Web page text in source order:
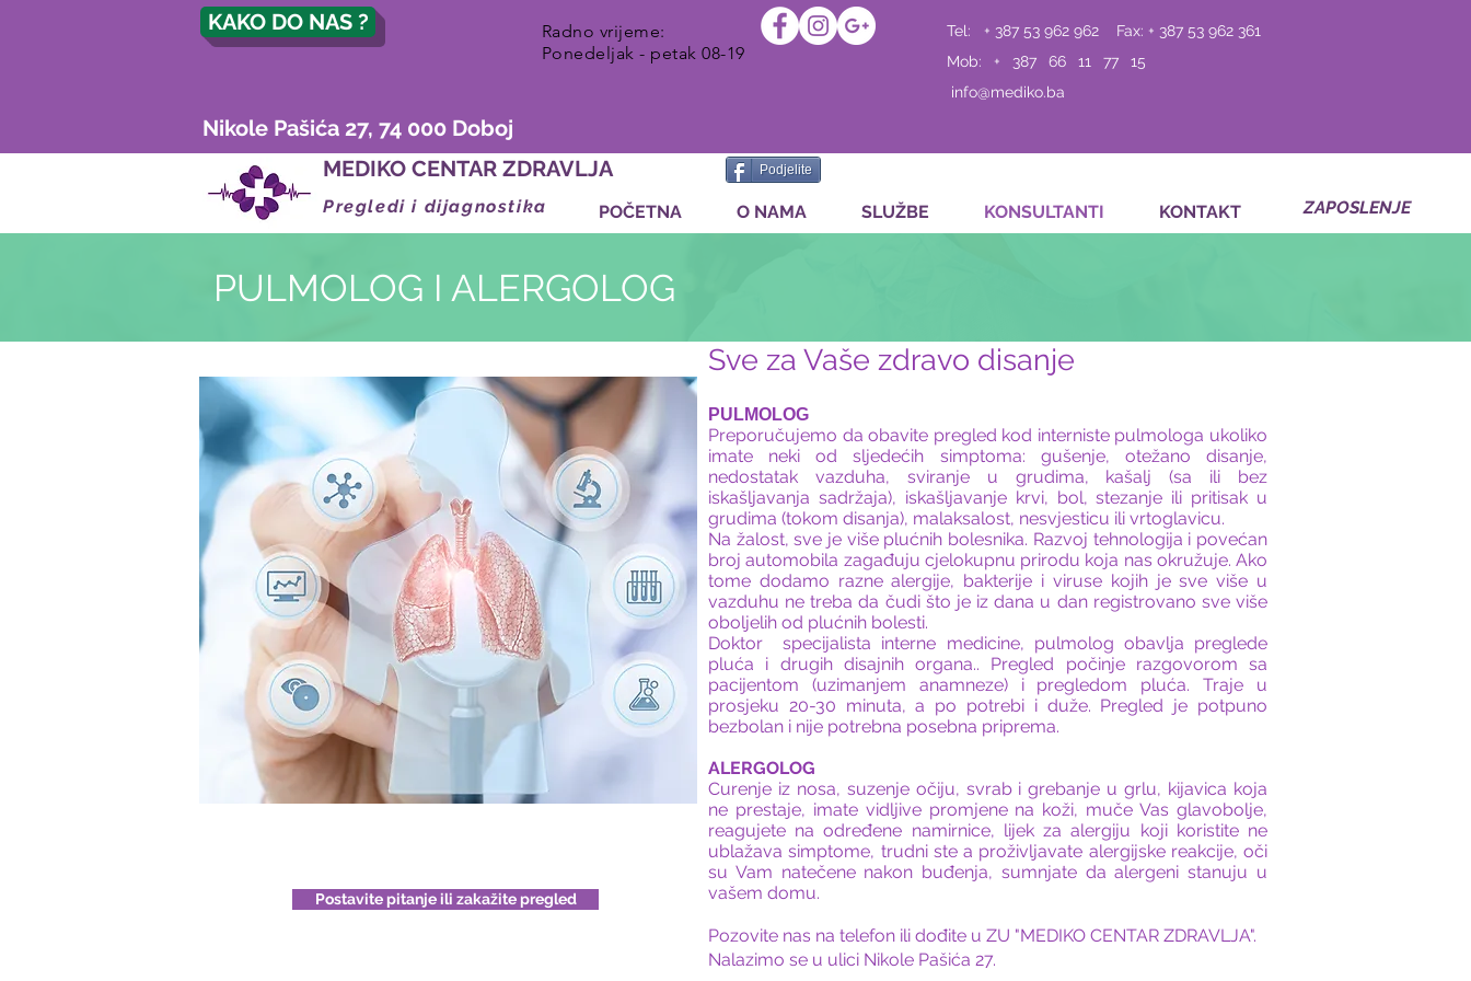
KAKO DO NAS ?
Radno vrijeme:
Ponedeljak - petak 08-19
Tel: + 387 53 962 962 Fax: + 387 53 962 361
Mob: + 387 66 11 77 15
info@mediko.ba
Nikole Pašića 27, 74 000 Doboj
MEDIKO CENTAR ZDRAVLJA
Podjelite
Pregledi i dijagnostika POČETNA O NAMA SLUŽBE KONSULTANTI KONTAKT ZAPOSLENJE
PULMOLOG I ALERGOLOG
Sve za Vaše zdravo disanje
Postavite pitanje ili zakažite pregled
PULMOLOG
Preporučujemo da obavite pregled kod interniste pulmologa ukoliko
imate neki od sljedećih simptoma: gušenje, otežano disanje,
nedostatak vazduha, sviranje u grudima, kašalj (sa ili bez
iskašljavanja sadržaja), iskašljavanje krvi, bol, stezanje ili pritisak u
grudima (tokom disanja), malaksalost, nesvjesticu ili vrtoglavicu.
Na žalost, sve je više plućnih bolesnika. Razvoj tehnologija i povećan
broj automobila zagađuju cjelokupnu prirodu koja nas okružuje. Ako
tome dodamo razne alergije, bakterije i viruse kojih je sve više u
vazduhu ne treba da čudi što je iz dana u dan registrovano sve više
oboljelih od plućnih bolesti.
Doktor specijalista interne medicine, pulmolog obavlja preglede
pluća i drugih disajnih organa.. Pregled počinje razgovorom sa
pacijentom (uzimanjem anamneze) i pregledom pluća. Traje u
prosjeku 20-30 minuta, a po potrebi i duže. Pregled je potpuno
bezbolan i nije potrebna posebna priprema.
ALERGOLOG
Curenje iz nosa, suzenje očiju, svrab i grebanje u grlu, kijavica koja
ne prestaje, imate vidljive promjene na koži, muče Vas glavobolje,
reagujete na određene namirnice, lijek za alergiju koji koristite ne
ublažava simptome, trudni ste a proživljavate alergijske reakcije, oči
su Vam natečene nakon buđenja, sumnjate da alergeni stanuju u
vašem domu.
Pozovite nas na telefon ili dođite u ZU "MEDIKO CENTAR ZDRAVLJA".
Nalazimo se u ulici Nikole Pašića 27.